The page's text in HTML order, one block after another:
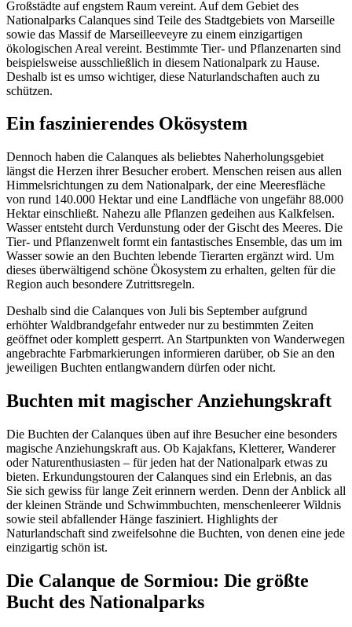
Großstädte auf engstem Raum vereint. Auf dem Gebiet des
Nationalparks Calanques sind Teile des Stadtgebiets von Marseille
sowie das Massif de Marseilleeveyre zu einem einzigartigen
ökologischen Areal vereint. Bestimmte Tier- und Pflanzenarten sind
beispielsweise ausschließlich in diesem Nationalpark zu Hause.
Deshalb ist es umso wichtiger, diese Naturlandschaften auch zu
schützen.
Ein faszinierendes Okösystem
Dennoch haben die Calanques als beliebtes Naherholungsgebiet
längst die Herzen ihrer Besucher erobert. Menschen reisen aus allen
Himmelsrichtungen zu dem Nationalpark, der eine Meeresfläche
von rund 140.000 Hektar und eine Landfläche von ungefähr 88.000
Hektar einschließt. Nahezu alle Pflanzen gedeihen aus Kalkfelsen.
Wasser entsteht durch Verdunstung oder der Gischt des Meeres. Die
Tier- und Pflanzenwelt formt ein fantastisches Ensemble, das um im
Wasser sowie an den Buchten lebende Tierarten ergänzt wird. Um
dieses überwältigend schöne Ökosystem zu erhalten, gelten für die
Region auch besondere Zutrittsregeln.
Deshalb sind die Calanques von Juli bis September aufgrund
erhöhter Waldbrandgefahr entweder nur zu bestimmten Zeiten
geöffnet oder komplett gesperrt. An Startpunkten von Wanderwegen
angebrachte Farbmarkierungen informieren darüber, ob Sie an den
jeweiligen Buchten entlangwandern dürfen oder nicht.
Buchten mit magischer Anziehungskraft
Die Buchten der Calanques üben auf ihre Besucher eine besonders
magische Anziehungskraft aus. Ob Kajakfans, Kletterer, Wanderer
oder Naturenthusiasten – für jeden hat der Nationalpark etwas zu
bieten. Erkundungstouren der Calanques sind ein Erlebnis, an das
Sie sich gewiss für lange Zeit erinnern werden. Denn der Anblick all
der kleinen Strände und Schwimmbuchten, menschenleerer Wildnis
sowie steil abfallender Hänge fasziniert. Highlights der
Naturlandschaft sind zweifelsohne die Buchten, von denen eine jede
einzigartig schön ist.
Die Calanque de Sormiou: Die größte
Bucht des Nationalparks